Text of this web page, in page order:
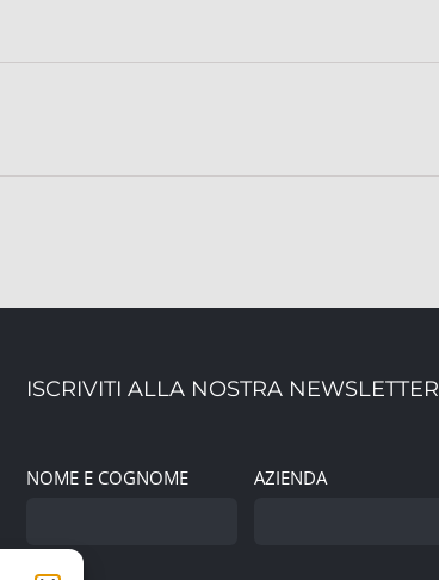
ISCRIVITI ALLA NOSTRA NEWSLETTER
NOME E COGNOME AZIENDA